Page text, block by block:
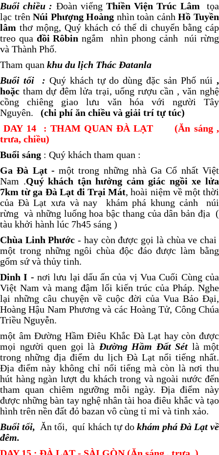
Buổi chiều : Đoàn viếngThiền Viện Trúc Lâm tọa
lạc trênNúi Phượng Hoàng nhìn toàn cảnhHồ Tuyền
lâm thơ mộng, Quý khách có thể di chuyển bằng cáp
treo qua đồi Rôbin ngắm nhìn phong cảnh núi rừng
và Thành Phố.
Tham quan khu du lịch Thác Đatanla
Buổi tối: Quý khách tự do dùng đặc sản Phố núi ,
hoặc tham dự đêm lửa trại, uống rượu cần , văn nghệ
cồng chiêng giao lưu văn hóa với người Tây
Nguyên. (chi phí ăn chiều và giải trí tự túc)
DAY 14: THAM QUAN ĐÀ LẠT (Ăn sáng ,
trưa, chiều)
Buổi sáng : Quý khách tham quan :
Ga Đà Lạt - một trong những nhà Ga Cổ nhất Việt
Nam .Quý khách tận hưởng cảm giác ngồi xe lửa
7km từ ga Đà Lạt đi Trại Mát, hoài niệm về một thời
của Đà Lạt xưa và nay khám phá khung cảnh núi
rừng và những luống hoa bậc thang của dân bản địa (
tàu khởi hành lúc 7h45 sáng )
Chùa Linh Phước- hay còn được gọi là chùa ve chai
một trong những ngôi chùa độc đáo được làm bằng
gốm sứ và thủy tinh.
Dinh I - nơi lưu lại dấu ấn của vị Vua Cuối Cùng của
Việt Nam và mang đậm lối kiến trúc của Pháp. Nghe
lại những câu chuyện về cuộc đời của Vua Bảo Đại,
Hoàng Hậu Nam Phương và các Hoàng Tử, Công Chúa
Triều Nguyễn.
một âm Đường Hầm Điêu Khắc Đà Lạt hay còn được
mọi người quen gọi là Đường Hầm Đất Sét là một
trong những địa điểm du lịch Đà Lạt nổi tiếng nhất.
Địa điểm này không chỉ nổi tiếng mà còn là nơi thu
hút hàng ngàn lượt du khách trong và ngoài nước đến
tham quan chiêm ngưỡng mỗi ngày. Địa điểm này
được những bàn tay nghệ nhân tài hoa điêu khắc và tạo
hình trên nền đất đỏ bazan vô cùng tỉ mỉ và tinh xảo.
Buổi tối, Ăn tối, quí khách tự do khám phá Đà Lạt về
đêm.